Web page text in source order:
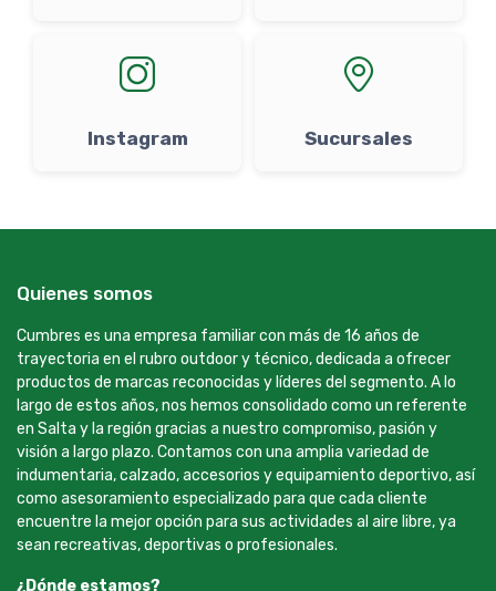
Instagram Sucursales
Quienes somos
Cumbres es una empresa familiar con más de 16 años de
trayectoria en el rubro outdoor y técnico, dedicada a ofrecer
productos de marcas reconocidas y líderes del segmento. A lo
largo de estos años, nos hemos consolidado como un referente
en Salta y la región gracias a nuestro compromiso, pasión y
visión a largo plazo. Contamos con una amplia variedad de
indumentaria, calzado, accesorios y equipamiento deportivo, así
como asesoramiento especializado para que cada cliente
encuentre la mejor opción para sus actividades al aire libre, ya
sean recreativas, deportivas o profesionales.
¿Dónde estamos?